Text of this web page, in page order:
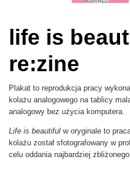
life is
re:zine
Plakat to reprodukcja pracy
kolażu analogowego na tablicy
analogowy bez użycia komputera.
Life is beautiful w oryginale to
kolażu został sfotografowany w
celu oddania najbardziej